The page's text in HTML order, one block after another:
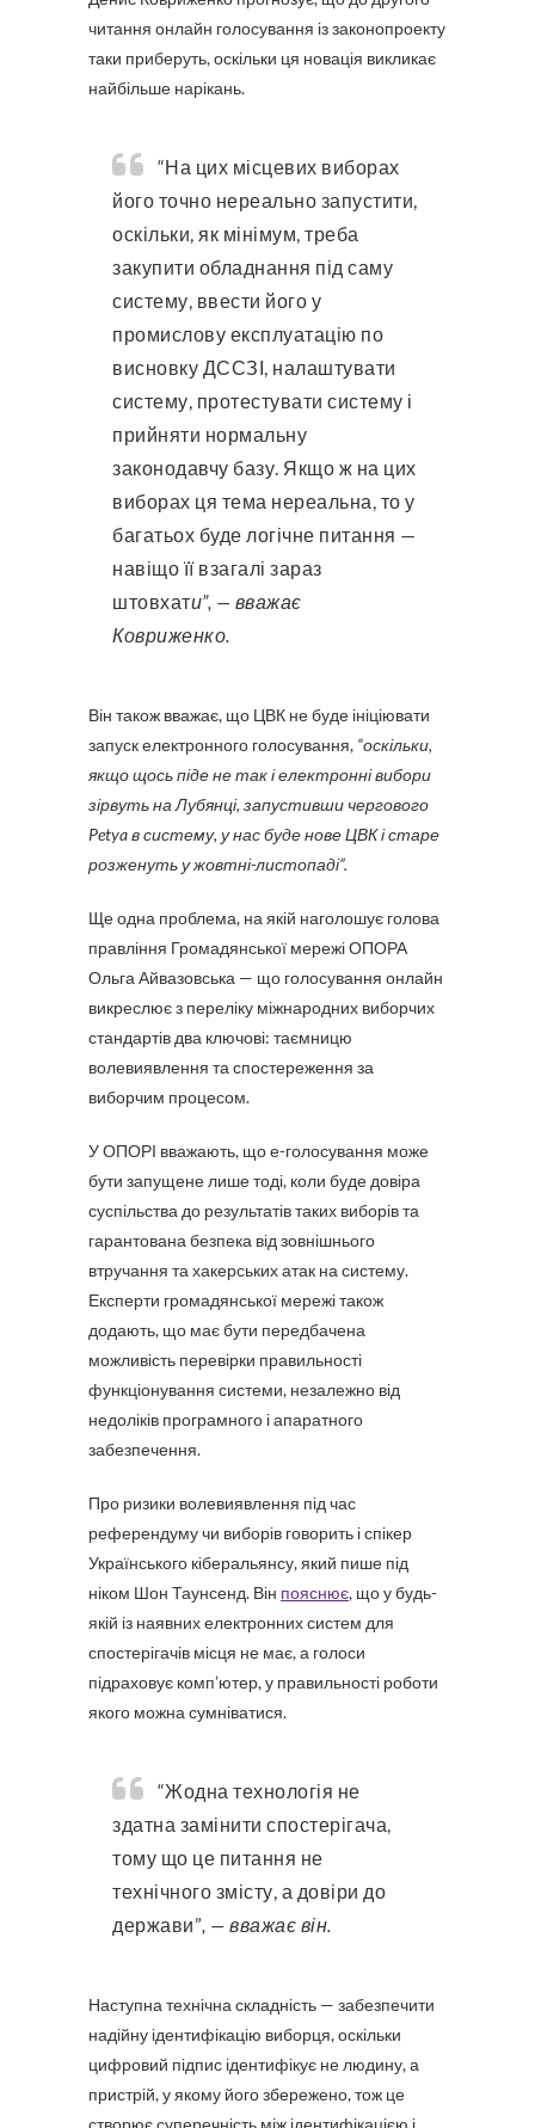
читання онлайн голосування із законопроекту
таки приберуть, оскільки ця новація викликає
найбільше нарікань.
“На цих місцевих виборах
його точно нереально запустити,
оскільки, як мінімум, треба
закупити обладнання під саму
систему, ввести його у
промислову експлуатацію по
висновку ДССЗІ, налаштувати
систему, протестувати систему і
прийняти нормальну
законодавчу базу. Якщо ж на цих
виборах ця тема нереальна, то у
багатьох буде логічне питання —
навіщо її взагалі зараз
штовхати”, — вважає
Ковриженко.
Він також вважає, що ЦВК не буде ініціювати
запуск електронного голосування, “оскільки,
якщо щось піде не так і електронні вибори
зірвуть на Лубянці, запустивши чергового
Petya в систему, у нас буде нове ЦВК і старе
розженуть у жовтні-листопаді”.
Ще одна проблема, на якій наголошує голова
правління Громадянської мережі ОПОРА
Ольга Айвазовська — що голосування онлайн
викреслює з переліку міжнародних виборчих
стандартів два ключові: таємницю
волевиявлення та спостереження за
виборчим процесом.
У ОПОРІ вважають, що е-голосування може
бути запущене лише тоді, коли буде довіра
суспільства до результатів таких виборів та
гарантована безпека від зовнішнього
втручання та хакерських атак на систему.
Експерти громадянської мережі також
додають, що має бути передбачена
можливість перевірки правильності
функціонування системи, незалежно від
недоліків програмного і апаратного
забезпечення.
Про ризики волевиявлення під час
референдуму чи виборів говорить і спікер
Українського кіберальянсу, який пише під
ніком Шон Таунсенд. Він пояснює, що у будь-
якій із наявних електронних систем для
спостерігачів місця не має, а голоси
підраховує комп’ютер, у правильності роботи
якого можна сумніватися.
“Жодна технологія не
здатна замінити спостерігача,
тому що це питання не
технічного змісту, а довіри до
держави”, — вважає він.
Наступна технічна складність — забезпечити
надійну ідентифікацію виборця, оскільки
цифровий підпис ідентифікує не людину, а
пристрій, у якому його збережено, тож це
створює суперечність між ідентифікацією і